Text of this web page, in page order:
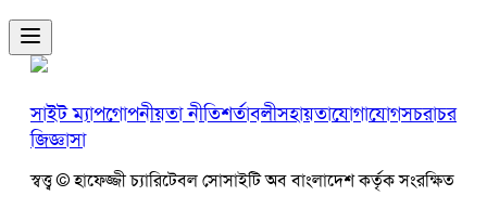
সাইট ম্যাপগোপনীয়তা নীতিশর্তাবলীসহায়তাযোগাযোগসচরাচর
জিজ্ঞাসা
স্বত্ত্ব © হাফেজ্জী চ্যারিটেবল সোসাইটি অব বাংলাদেশ কর্তৃক সংরক্ষিত